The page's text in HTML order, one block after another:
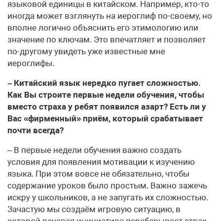
языковой единицы в китайском. Например, кто-то
иногда может взглянуть на иероглиф по-своему, но
вполне логично объяснить его этимологию или
значение по ключам. Это впечатляет и позволяет
по-другому увидеть уже известные мне
иероглифы.
– Китайский язык нередко пугает сложностью.
Как Вы строите первые недели обучения, чтобы
вместо страха у ребят появился азарт? Есть ли у
Вас «фирменный» приём, который срабатывает
почти всегда?
– В первые недели обучения важно создать
условия для появления мотивации к изучению
языка. При этом вовсе не обязательно, чтобы
содержание уроков было простым. Важно зажечь
искру у школьников, а не запугать их сложностью.
Зачастую мы создаём игровую ситуацию, в